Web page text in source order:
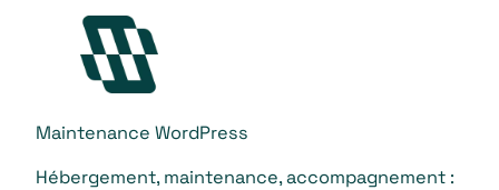
Maintenance WordPress
Hébergement, maintenance, accompagnement :